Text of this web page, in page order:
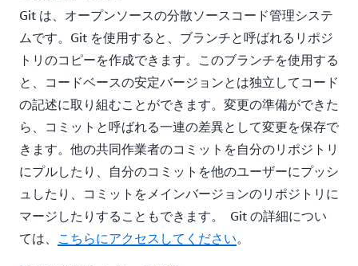
Git は、オープンソースの分散ソースコード管理システ
ムです。Git を使用すると、ブランチと呼ばれるリポジ
トリのコピーを作成できます。このブランチを使用する
と、コードベースの安定バージョンとは独立してコード
の記述に取り組むことができます。変更の準備ができた
ら、コミットと呼ばれる一連の差異として変更を保存で
きます。他の共同作業者のコミットを自分のリポジトリ
にプルしたり、自分のコミットを他のユーザーにプッシ
ュしたり、コミットをメインバージョンのリポジトリに
マージしたりすることもできます。 Git の詳細につい
ては、 こちらにアクセスしてください。